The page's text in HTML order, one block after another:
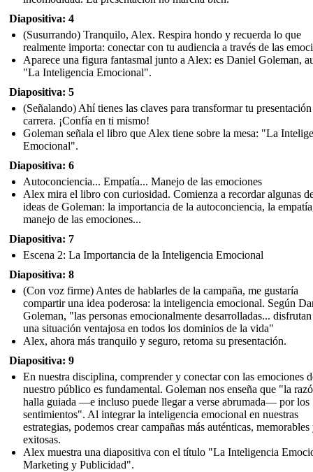
Diapositiva: 4
(Susurrando) Tranquilo, Alex. Respira hondo y recuerda lo que
realmente importa: conectar con tu audiencia a través de las
Aparece una figura fantasmal junto a Alex: es Daniel Goleman,
"La Inteligencia Emocional".
Diapositiva: 5
(Señalando) Ahí tienes las claves para transformar tu
carrera. ¡Confía en ti mismo!
Goleman señala el libro que Alex tiene sobre la mesa: "La
Emocional".
Diapositiva: 6
Autoconciencia... Empatía... Manejo de las emociones
Alex mira el libro con curiosidad. Comienza a recordar algunas
ideas de Goleman: la importancia de la autoconciencia, la
manejo de las emociones...
Diapositiva: 7
Escena 2: La Importancia de la Inteligencia Emocional
Diapositiva: 8
(Con voz firme) Antes de hablarles de la campaña, me gustaría
compartir una idea poderosa: la inteligencia emocional. Según
Goleman, "las personas emocionalmente desarrolladas...
una situación ventajosa en todos los dominios de la vida"
Alex, ahora más tranquilo y seguro, retoma su presentación.
Diapositiva: 9
En nuestra disciplina, comprender y conectar con las emociones
nuestro público es fundamental. Goleman nos enseña que "la
halla guiada —e incluso puede llegar a verse abrumada— por los
sentimientos". Al integrar la inteligencia emocional en nuestras
estrategias, podemos crear campañas más auténticas, memorables
exitosas.
Alex muestra una diapositiva con el título "La Inteligencia
Marketing y Publicidad".